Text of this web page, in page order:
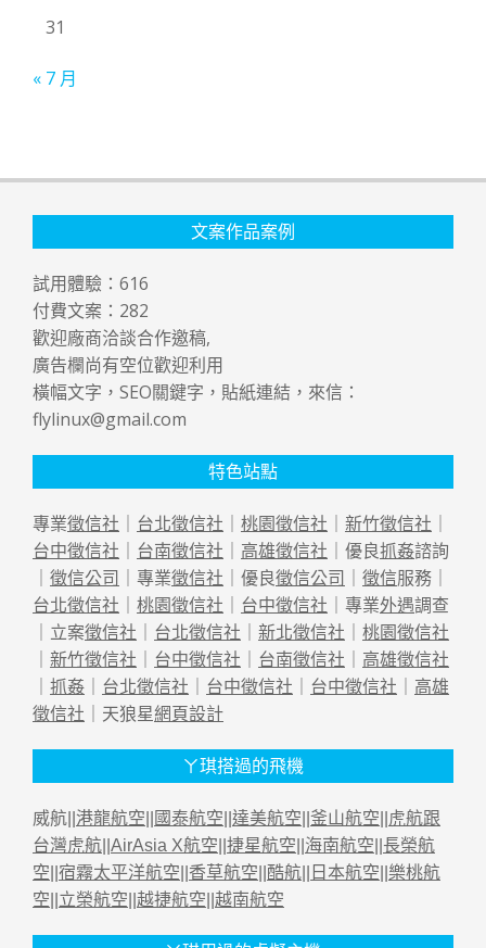
31
« 7 月
文案作品案例
試用體驗： 616
付費文案： 282
歡迎廠商洽談合作邀稿,
廣告欄尚有空位歡迎利用
橫幅文字，SEO關鍵字，貼紙連結，來信：
flylinux@gmail.com
特色站點
專業徵信社 ｜ 台北徵信社 ｜ 桃園徵信社 ｜ 新竹徵信社 ｜
台中徵信社 ｜ 台南徵信社 ｜ 高雄徵信社 ｜優良抓姦諮詢
｜ 徵信公司 ｜專業徵信社 ｜優良徵信公司 ｜ 徵信服務｜
台北徵信社 ｜ 桃園徵信社 ｜ 台中徵信社 ｜專業外遇調查
｜立案徵信社 ｜ 台北徵信社 ｜ 新北徵信社 ｜ 桃園徵信社
｜ 新竹徵信社 ｜ 台中徵信社 ｜ 台南徵信社 ｜ 高雄徵信社
｜ 抓姦 ｜ 台北徵信社 ｜ 台中徵信社 ｜ 台中徵信社 ｜ 高雄
徵信社 ｜天狼星網頁設計
ㄚ琪搭過的飛機
威航|| 港龍航空 國泰航空 達美航空 釜山航空
虎航跟
台灣虎航 AirAsia X航空 捷星航空 海南航空 長榮航
空 宿霧太平洋航空 香草航空 酷航 日本航空 樂桃航
空 立榮航空 越捷航空 越南航空